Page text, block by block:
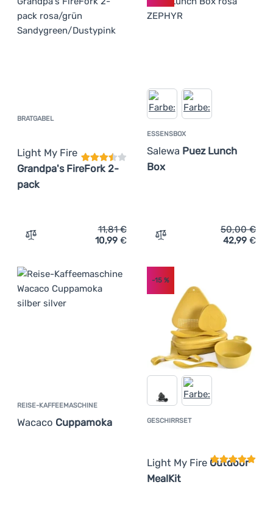
BRATGABEL
Light My Fire
Grandpa's FireFork 2-
pack
Kundenbewertung
Zum Vergleich 'Bratgabel Light My Fire Grandpa's
11,81€
10,99 €
ESSENSBOX
Salewa Puez Lunch
Box
Zum Vergleich
50,00€
42,99 €
REISE-KAFFEEMASCHINE
Wacaco Cuppamoka GESCHIRRSET
Light My Fire Outdoor
MealKit
-15%